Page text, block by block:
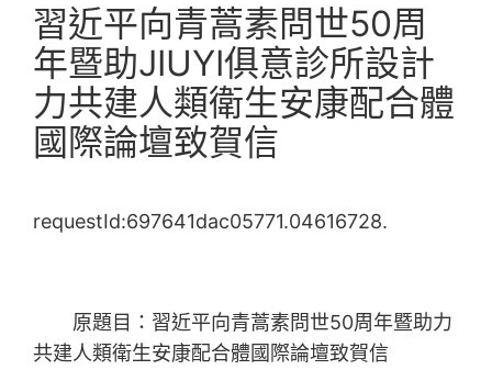
習近平向青蒿素問世50周
年暨助JIUYI俱意診所設計
力共建人類衛生安康配合體
國際論壇致賀信
requestId:697641dac05771.04616728.
原題目：習近平向青蒿素問世50周年暨助力
共建人類衛生安康配合體國際論壇致賀信